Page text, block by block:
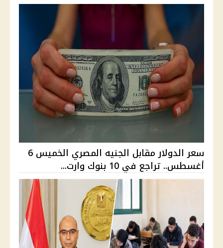
سعر الدولار مقابل الجنيه المصري الخميس 6
أغسطس.. تراجع في 10 بنوك وارت...